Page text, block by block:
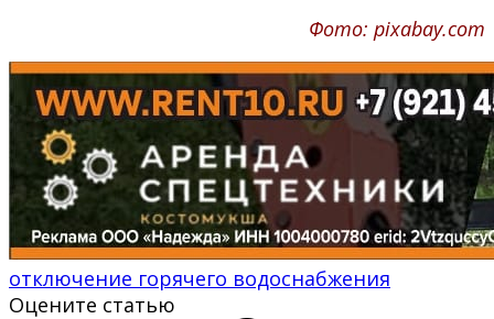
Фото: pixabay.com
отключение горячего водоснабжения
Оцените статью